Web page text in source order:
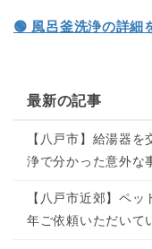
🟢 風呂釜洗浄の詳細
最新の記事
【八戸市】給湯器
浄で分かった意外な
【八戸市近郊】ペ
年ご依頼いただいて